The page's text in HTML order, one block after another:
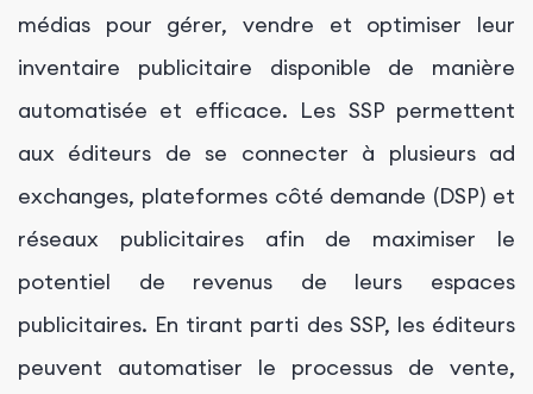
médias pour gérer, vendre et optimiser leur
inventaire publicitaire disponible de manière
automatisée et efficace. Les SSP permettent
aux éditeurs de se connecter à plusieurs ad
exchanges, plateformes côté demande (DSP) et
réseaux publicitaires afin de maximiser le
potentiel de revenus de leurs espaces
publicitaires. En tirant parti des SSP, les éditeurs
peuvent automatiser le processus de vente,